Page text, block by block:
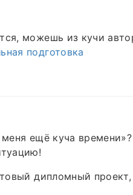
можешь из кучи
подготовка
ещё куча
дипломный